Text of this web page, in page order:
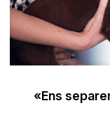
«Ens